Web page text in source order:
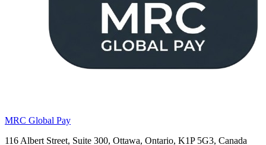
MRC Global Pay
116 Albert Street, Suite 300, Ottawa, Ontario, K1P 5G3, Canada